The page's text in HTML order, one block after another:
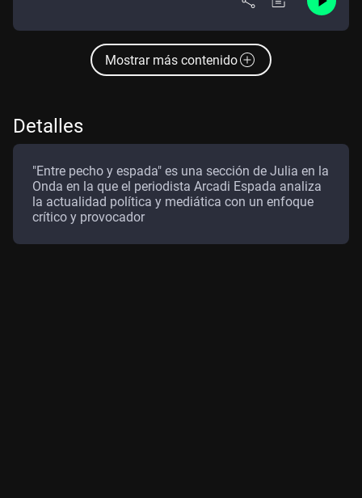
Mostrar más contenido
Detalles
"Entre pecho y espada" es una sección de Julia en la
Onda en la que el periodista Arcadi Espada analiza
la actualidad política y mediática con un enfoque
crítico y provocador